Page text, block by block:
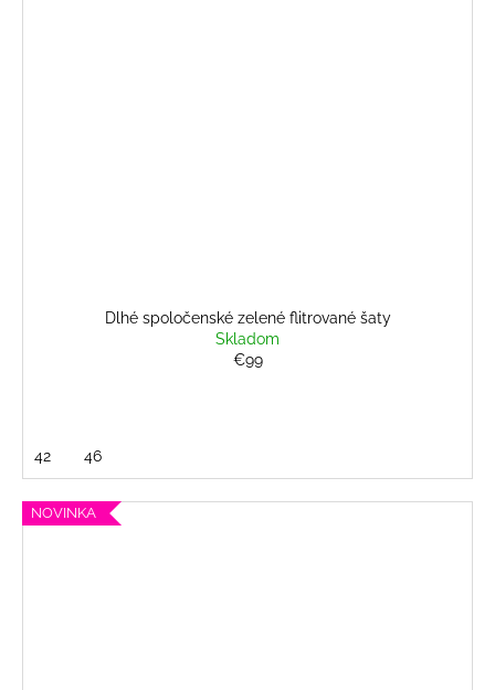
Dlhé spoločenské zelené flitrované šaty
Skladom
€99
42 46
NOVINKA